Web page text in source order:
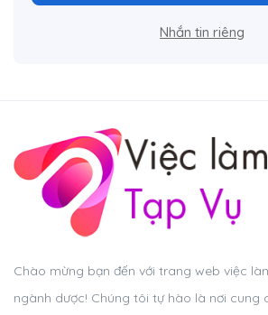
Nhắn tin riêng
Chào mừng bạn đến với trang web việc
ngành dược! Chúng tôi tự hào là nơi cung